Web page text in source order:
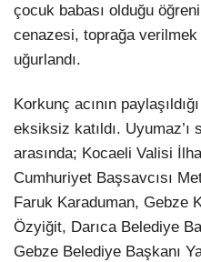
çocuk babası olduğu
cenazesi, toprağa
uğurlandı.
Korkunç acının
eksiksiz katıldı.
arasında; Kocaeli Valisi
Cumhuriyet Başsavcısı
Faruk Karaduman, Gebze
Özyiğit, Darıca Belediye
Gebze Belediye Başkanı